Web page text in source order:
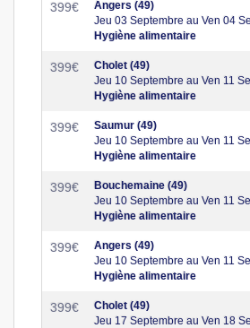
399€
Angers (49)
Jeu 03 Septembre au Ven 04
Hygiène alimentaire
399€
Cholet (49)
Jeu 10 Septembre au Ven 11
Hygiène alimentaire
399€
Saumur (49)
Jeu 10 Septembre au Ven 11
Hygiène alimentaire
399€
Bouchemaine (49)
Jeu 10 Septembre au Ven 11
Hygiène alimentaire
399€
Angers (49)
Jeu 10 Septembre au Ven 11
Hygiène alimentaire
399€
Cholet (49)
Jeu 17 Septembre au Ven 18